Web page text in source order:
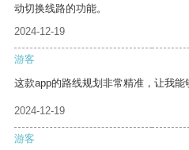
动切换线路的功能。
2024-12-19
游客
这款app的路线规划非常精准，让我能
2024-12-19
游客